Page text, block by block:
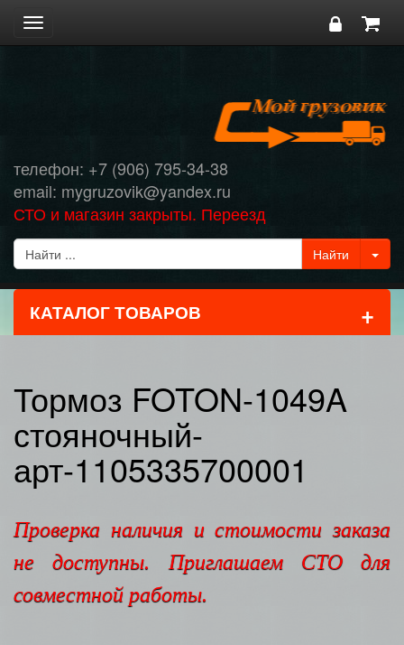
Toggle
navigation
телефон: +7 (906) 795-34-38
email: mygruzovik@yandex.ru
СТО и магазин закрыты. Переезд
КАТАЛОГ ТОВАРОВ +
Тормоз FOTON-1049A
стояночный-
арт-1105335700001
Проверка наличия и стоимости заказа
не доступны. Приглашаем СТО для
совместной работы.